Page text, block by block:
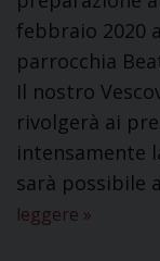
febbraio 2020
parrocchia
Il nostro
rivolgerà ai
intensamente
sarà possibile
leggere »